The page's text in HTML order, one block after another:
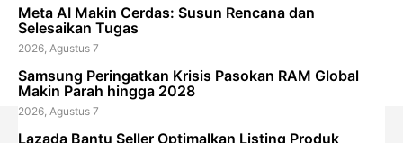
Meta AI Makin Cerdas: Susun Rencana dan
Selesaikan Tugas
2026, Agustus 7
Samsung Peringatkan Krisis Pasokan RAM Global
Makin Parah hingga 2028
2026, Agustus 7
Lazada Bantu Seller Optimalkan Listing Produk